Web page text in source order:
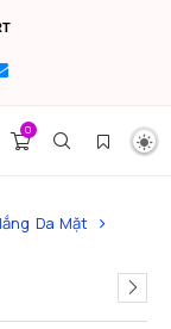
0
Da Mặt